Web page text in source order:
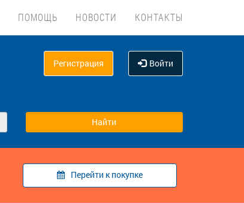
ПОМОЩЬ НОВОСТИ КОНТАКТЫ
Регистрация Войти
Перейти к покупке